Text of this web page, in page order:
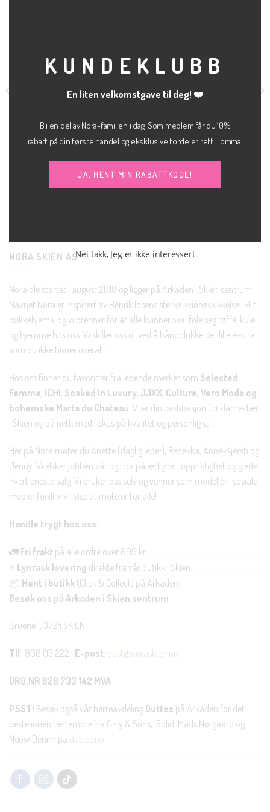
800.00 kr500.00
NORA SKIEN AS
Nora ble startet i august 2018 og ligger på Arkaden i Skien sentrum.
Navnet Nora er inspirert av Henrik Ibsens sterke kvinneskikkelse i «Et
dukkehjem», og vi brenner for at alle kvinner skal føle seg tøffe, kule
og hjemme hos oss. Vi skiller oss ut ved å håndplukke det lille ekstra
som du ikke finner overalt!
Hos oss finner du favoritter fra ledende merker som Selected
Femme, ICHI, Soaked In Luxury, JJXX, Culture, Vero Moda og
bohemske Marta du Chateau. Vi er din destinasjon for dameklær
i Skien og på nett, med fokus på kvalitet og personlig stil.
Her på Nora møter du Anette (daglig leder), Rebekka, Anne-Kjersti og
Jenny. Vi elsker jobben vår og tror på ærlighet, oppriktighet og glede i
hvert eneste salg. Vi bruker oss selv og venner som modeller i sosiale
medier fordi vi vil vise at mote er for alle!
Handle trygt hos oss:
🚛 Fri frakt på alle ordre over 699 kr.
⚡ Lynrask levering direkte fra vår butikk i Skien.
📦 Hent i butikk (Click & Collect) på Arkaden.
Besøk oss på Arkaden i Skien sentrum
Bruene 1, 3724 SKIEN
Tlf: 908 03 222 | E-post: post@noraskien.no
ORG.NR 820 733 142 MVA
PSST! Besøk også vår herreavdeling Duttes på Arkaden for det
beste innen herremote fra Only & Sons, !Solid, Mads Nørgaard og
Neuw Denim på duttes.no
KUNDEKLUBB
En liten velkomstgave til deg! ❤️
Bli en del av Nora-familien i dag. Som medlem får du 10%
rabatt på din første handel og eksklusive fordeler rett i lomma.
JA, HENT MIN RABATTKODE!
Nei takk, Jeg er ikke interessert